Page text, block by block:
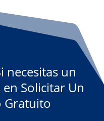
necesitas un
Solicitar Un
Gratuito